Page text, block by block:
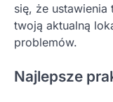
się, że
twoją aktualną
problemów.
Najlepsze